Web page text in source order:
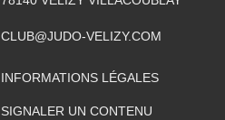
CLUB@JUDO-VELIZY.COM
INFORMATIONS LÉGALES
SIGNALER UN CONTENU